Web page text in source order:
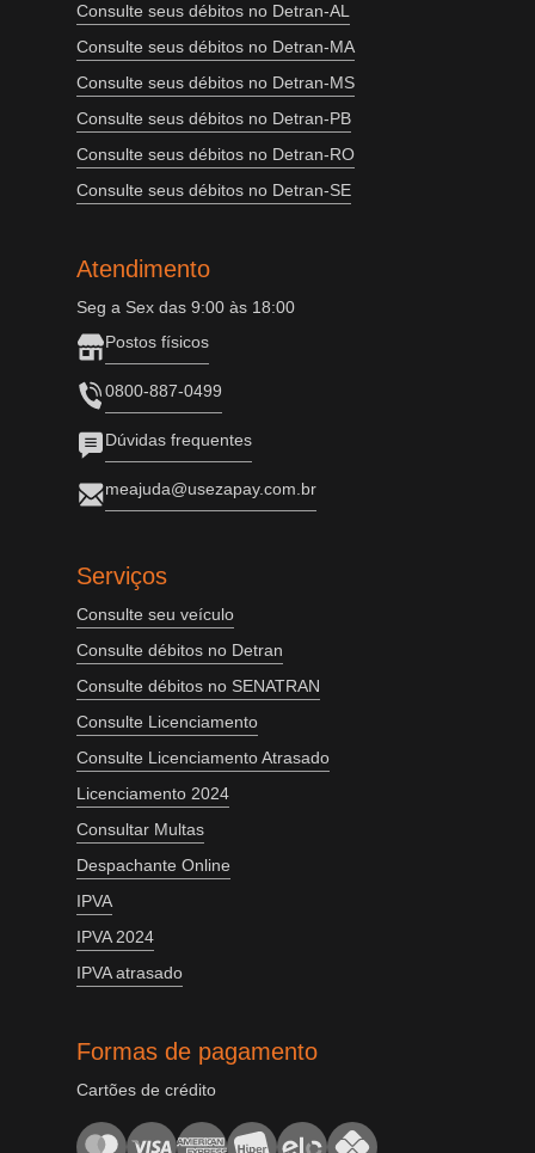
Consulte seus débitos no Detran-AL
Consulte seus débitos no Detran-MA
Consulte seus débitos no Detran-MS
Consulte seus débitos no Detran-PB
Consulte seus débitos no Detran-RO
Consulte seus débitos no Detran-SE
Atendimento
Seg a Sex das 9:00 às 18:00
Postos físicos
0800-887-0499
Dúvidas frequentes
meajuda@usezapay.com.br
Serviços
Consulte seu veículo
Consulte débitos no Detran
Consulte débitos no SENATRAN
Consulte Licenciamento
Consulte Licenciamento Atrasado
Licenciamento 2024
Consultar Multas
Despachante Online
IPVA
IPVA 2024
IPVA atrasado
Formas de pagamento
Cartões de crédito